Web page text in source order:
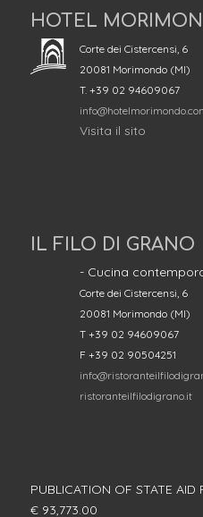
HOTEL
Corte dei Cistercensi, 6
20081 Morimondo (MI)
T. +39 02 94609067
Visita il sito
IL FILO DI GRANO
- Cucina
Corte dei Cistercensi, 6
20081 Morimondo (MI)
T +39 02 94609067
F +39 02 90504251
ristoranteilfilodigrano.it
PUBLICATION OF STATE AID
€ 93,773.00